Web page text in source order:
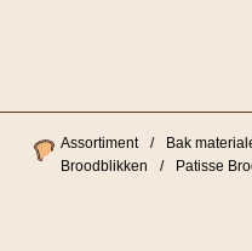
Assortiment / Bak
Broodblikken
/ Patisse